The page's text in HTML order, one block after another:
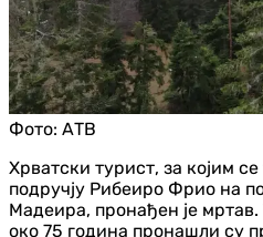
Фото: АТВ
Хрватски турист, за којим се
подручју Рибеиро Фрио на
Мадеира, пронађен је
око 75 година пронашли су